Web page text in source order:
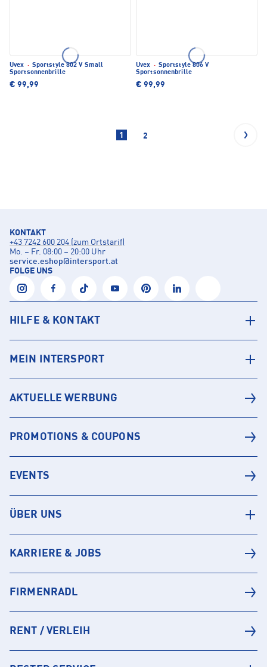
Uvex · Sportstyle 802 V Small
Sportsonnenbrille
€ 99,99
Uvex · Sportstyle 806 V
Sportsonnenbrille
€ 99,99
1 2
KONTAKT
+43 7242 600 204 (zum Ortstarif)
Mo. – Fr. 08:00 – 20:00 Uhr
service.eshop@intersport.at
FOLGE UNS
HILFE & KONTAKT
MEIN INTERSPORT
AKTUELLE WERBUNG
PROMOTIONS & COUPONS
EVENTS
ÜBER UNS
KARRIERE & JOBS
FIRMENRADL
RENT / VERLEIH